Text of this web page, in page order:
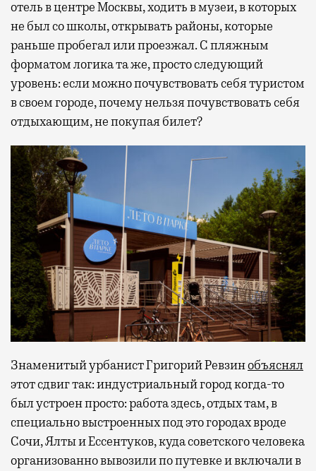
отель в центре Москвы, ходить в музеи, в которых
не был со школы, открывать районы, которые
раньше пробегал или проезжал. С пляжным
форматом логика та же, просто следующий
уровень: если можно почувствовать себя туристом
в своем городе, почему нельзя почувствовать себя
отдыхающим, не покупая билет?
Знаменитый урбанист Григорий Ревзинобъяснял
этот сдвиг так: индустриальный город когда-то
был устроен просто: работа здесь, отдых там, в
специально выстроенных под это городах вроде
Сочи, Ялты и Ессентуков, куда советского человека
организованно вывозили по путевке и включали в